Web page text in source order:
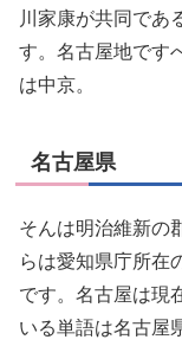
川家康が共同であ
す。名古屋地です
は中京。
名古屋県
そんは明治維新の
らは愛知県庁所在
です。名古屋は現
いる単語は名古屋